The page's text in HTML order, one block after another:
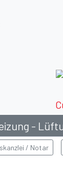
-
/ Notar